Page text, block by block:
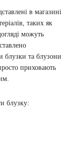
в магазині
таких як
можуть
блузки та блузони
приховають
блузку: